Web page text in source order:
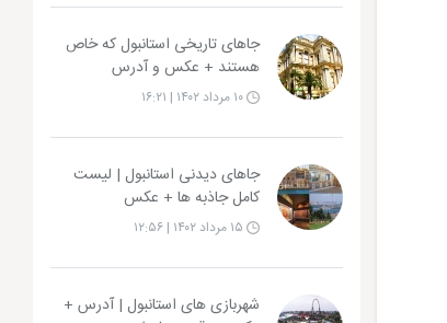
جاهای تاریخی استانبول که خاص
هستند + عکس و آدرس
۱۰ مرداد ۱۴۰۲ | ۱۶:۲۱
جاهای دیدنی استانبول | لیست
کامل جاذبه ها + عکس
شهربازی های استانبول | آدرس +